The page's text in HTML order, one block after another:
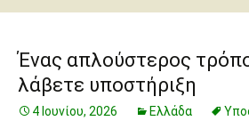
Ένας απλούστερος
λάβετε υποστήριξη
4 Ιουνίου, 2026 Ελλάδα